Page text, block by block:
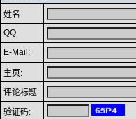
姓名:
QQ:
E-Mail:
主页:
评论标题:
验证码: